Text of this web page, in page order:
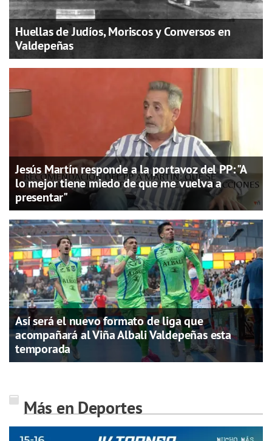
Huellas de Judíos, Moriscos y Conversos en
Valdepeñas
Jesús Martín responde a la portavoz del PP: "A
lo mejor tiene miedo de que me vuelva a
presentar"
Así será el nuevo formato de liga que
acompañará al Viña Albali Valdepeñas esta
temporada
Más en Deportes